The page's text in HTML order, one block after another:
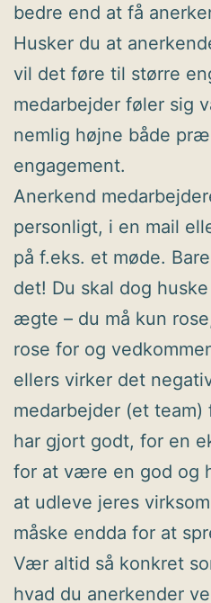
bedre end at få
Husker du at
vil det føre til større
medarbejder føler sig
nemlig højne både
engagement.
Anerkend
personligt, i en mail
på f.eks. et møde.
det! Du skal dog
ægte – du må kun
rose for og
ellers virker det
medarbejder (et
har gjort godt, for en
for at være en god og
at udleve jeres
måske endda for at
Vær altid så konkret
hvad du anerkender